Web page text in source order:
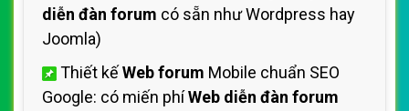
diễn đàn forum có sẵn như Wordpress hay
Joomla)
Thiết kếWeb forum Mobile chuẩn SEO
Google: có miến phíWeb diễn đàn forum